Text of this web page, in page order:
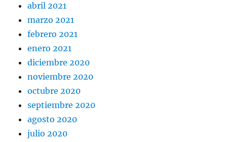
abril 2021
marzo 2021
febrero 2021
enero 2021
diciembre 2020
noviembre 2020
octubre 2020
septiembre 2020
agosto 2020
julio 2020